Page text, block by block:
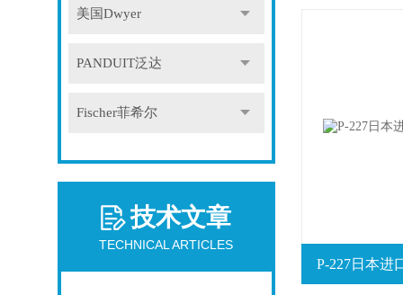
美国Dwyer
PANDUIT泛达
Fischer菲希尔
技术文章
TECHNICAL ARTICLES
P-227日本进